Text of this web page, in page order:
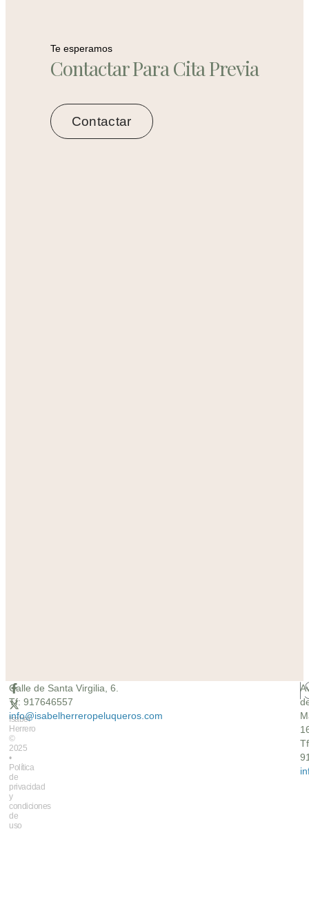
Te esperamos
Contactar Para Cita Previa
Contactar
Calle de Santa Virgilia, 6.
Tf: 917646557
info@isabelherreropeluqueros.com
Isabel
Herrero
©
2025
•
Política
de
privacidad
y
condiciones
de
uso